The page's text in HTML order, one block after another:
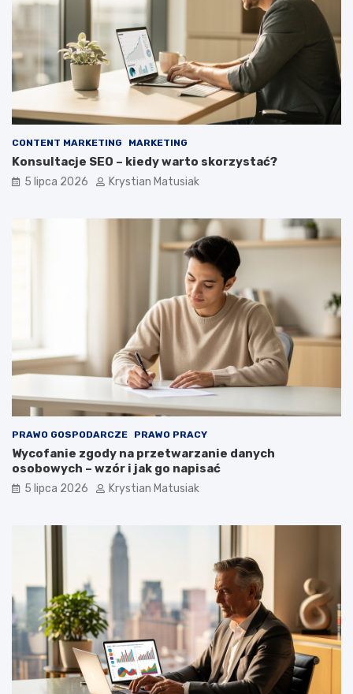
CONTENT MARKETING MARKETING
Konsultacje SEO – kiedy warto skorzystać?
5 lipca 2026 Krystian Matusiak
PRAWO GOSPODARCZE PRAWO PRACY
Wycofanie zgody na przetwarzanie danych
osobowych – wzór i jak go napisać
5 lipca 2026 Krystian Matusiak